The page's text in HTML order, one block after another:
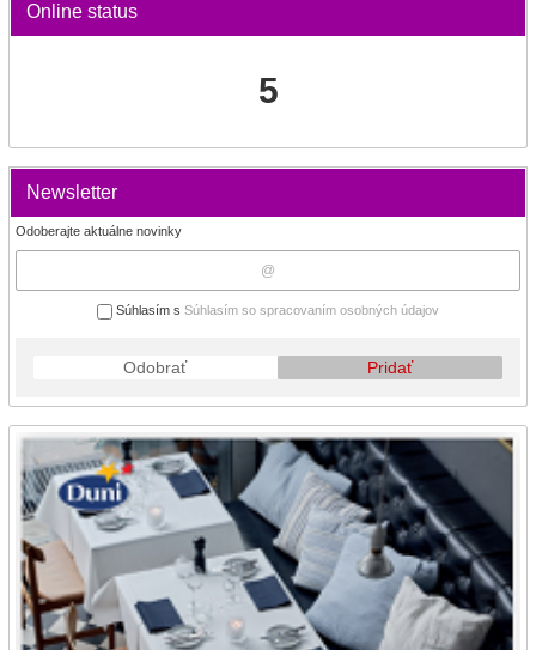
Online status
5
Newsletter
Odoberajte aktuálne novinky
Súhlasím s Súhlasím so spracovaním osobných údajov
Odobrať Pridať